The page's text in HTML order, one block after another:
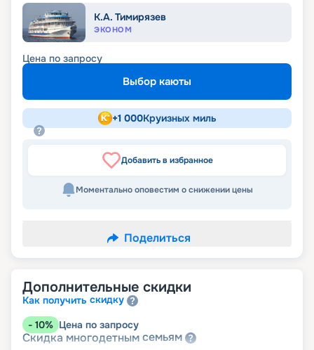
К.А. Тимирязев
ЭКОНОМ
Цена по запросу
Выбор каюты
+1 000Круизных миль
Добавить в избранное
Моментально оповестим о снижении цены
Поделиться
Дополнительные скидки
Как получить скидку
- 10% Цена по запросу
Скидка многодетнымсемьям